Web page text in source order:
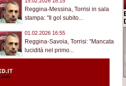
Reggina-Messina, Torrisi in sala
stampa: "Il gol subito...
01.02.2026 16:55
Reggina-Savoia, Torrisi: "Mancata
lucidità nel primo...